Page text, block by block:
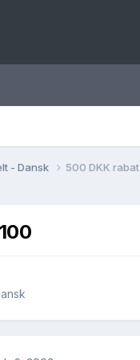
- Dansk 500 DKK